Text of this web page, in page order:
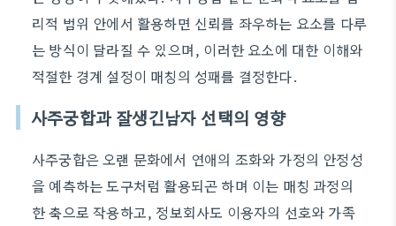
리적 범위 안에서 활용하면 신뢰를 좌우하는 요소를 다루
는 방식이 달라질 수 있으며, 이러한 요소에 대한 이해와
적절한 경계 설정이 매칭의 성패를 결정한다.
사주궁합과 잘생긴남자 선택의 영향
사주궁합은 오랜 문화에서 연애의 조화와 가정의 안정성
을 예측하는 도구처럼 활용되곤 하며 이는 매칭 과정의
한 축으로 작용하고, 정보회사도 이용자의 선호와 가족